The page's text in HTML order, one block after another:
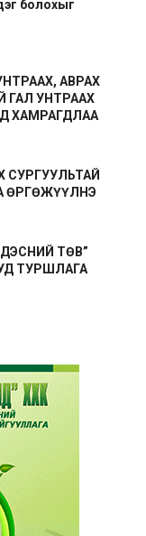
болохыг
АВРАХ
ГАЛ УНТРААХ
ХАМРАГДЛАА
СУРГУУЛЬТАЙ
ӨРГӨЖҮҮЛНЭ
ТӨВ”
ТУРШЛАГА